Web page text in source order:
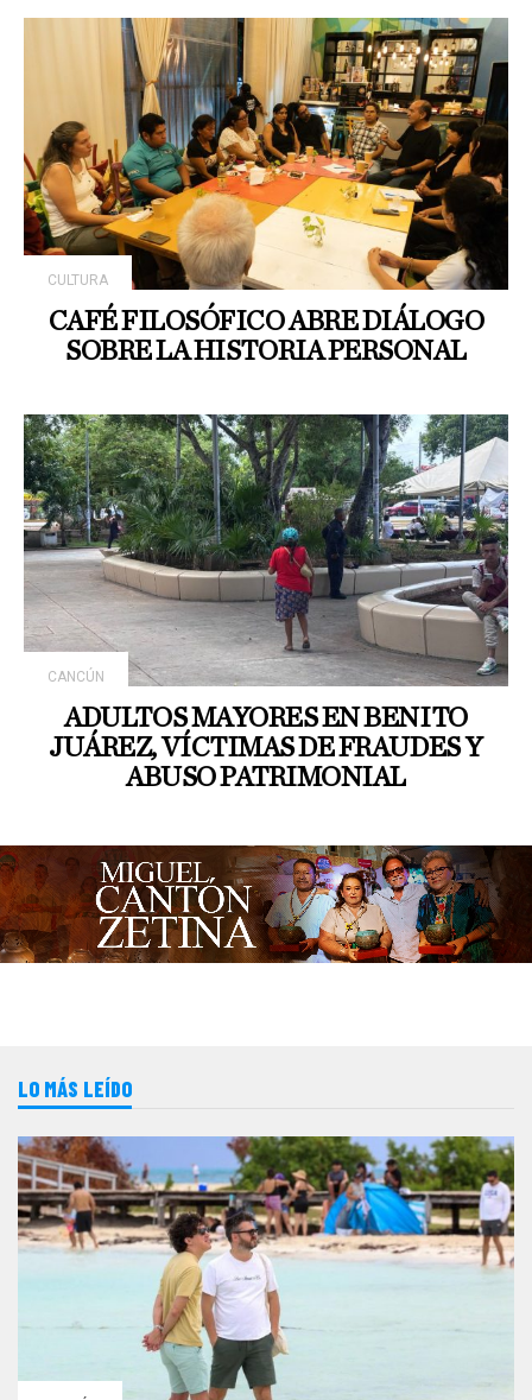
CULTURA
CAFÉ FILOSÓFICO ABRE DIÁLOGO
SOBRE LA HISTORIA PERSONAL
CANCÚN
ADULTOS MAYORES EN BENITO
JUÁREZ, VÍCTIMAS DE FRAUDES Y
ABUSO PATRIMONIAL
LO MÁS LEÍDO